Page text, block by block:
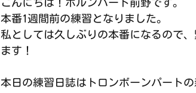
こんにちは！ホルンパート前野です。
本番1週間前の練習となりました。
私としては久しぶりの本番になるので
ます！
本日の練習日誌はトロンボーンパート